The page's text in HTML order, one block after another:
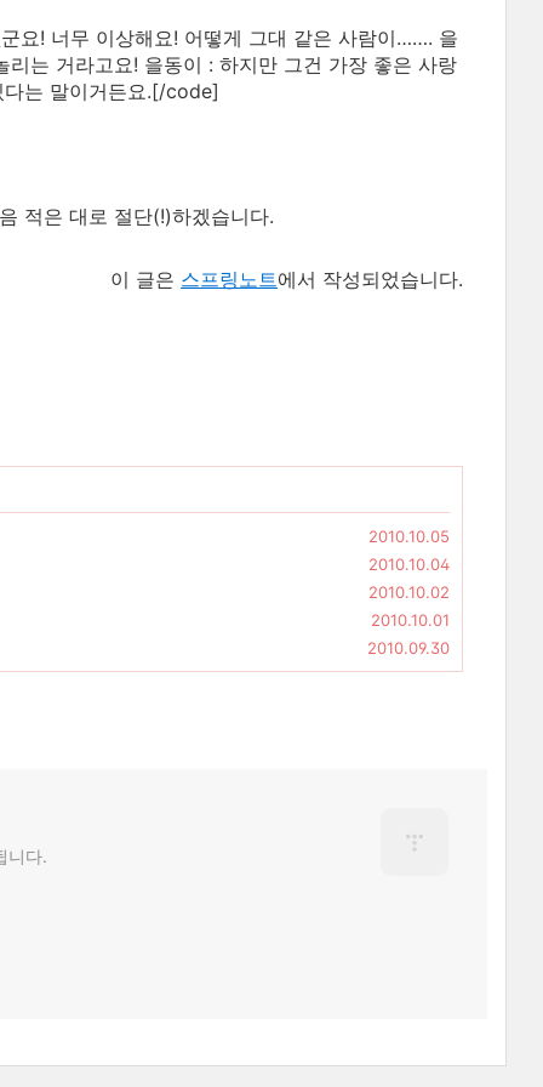
요! 너무 이상해요! 어떻게 그대 같은 사람이……. 을
는 거라고요! 을동이 : 하지만 그건 가장 좋은 사랑
다는 말이거든요.[/code]
적은 대로 절단(!)하겠습니다.
이 글은 스프링노트에서 작성되었습니다.
2010.10.05
2010.10.04
2010.10.02
2010.10.01
2010.09.30
니다.